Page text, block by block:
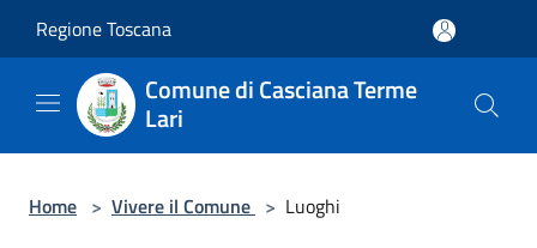
Regione Toscana
Comune di Casciana Terme
Lari
Home > Vivere il Comune > Luoghi